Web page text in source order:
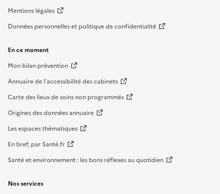
Mentions légales
Données personnelles et politique de confidentialité
En ce moment
Mon bilan prévention
Annuaire de l'accessibilité des cabinets
Carte des lieux de soins non programmés
Origines des données annuaire
Les espaces thématiques
En bref, par Santé.fr
Santé et environnement : les bons réflexes au quotidien
Nos services